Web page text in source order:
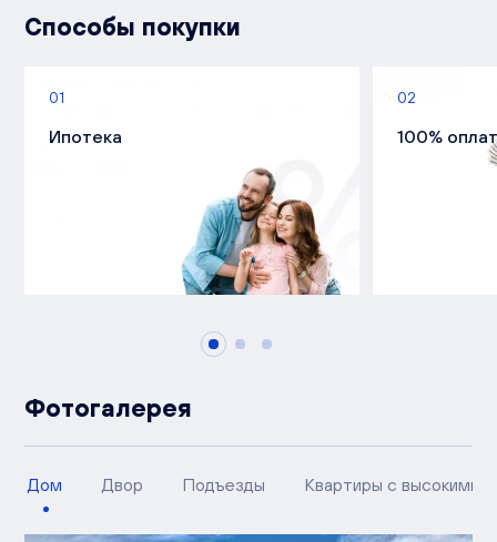
Способы покупки
01
Ипотека
02
100%
Фотогалерея
Дом Двор Подъезды Квартиры с высокими